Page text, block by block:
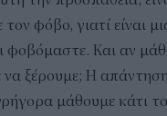
φόβο, γιατί είναι
φοβόμαστε. Και αν
να ξέρουμε; Η
μάθουμε κάτι